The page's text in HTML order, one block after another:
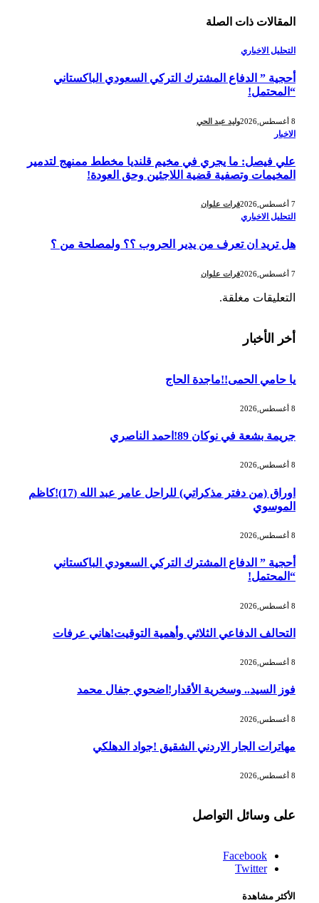
المقالاتذات الصلة
التحليل الاخباري
أحجية ” الدفاع المشترك التركي السعودي الباكستاني
“المحتمل!
وليد عبد الحي
الاخبار
علي فيصل: ما يجري في مخيم قلنديا مخطط ممنهج لتدمير
المخيمات وتصفية قضية اللاجئين وحق العودة!
فرات علوان
التحليل الاخباري
هل تريد ان تعرف من يدير الحروب ؟؟ ولمصلحة من ؟
فرات علوان
التعليقات مغلقة.
أخر الأخبار
يا حامي الحمى!!ماجدة الحاج
جريمة بشعة في نوكان 89!احمد الناصري
اوراق (من دفتر مذكراتي) للراحل عامر عبد الله (17)!كاظم
الموسوي
أحجية ” الدفاع المشترك التركي السعودي الباكستاني
“المحتمل!
التحالف الدفاعي الثلاثي وأهمية التوقيت!هاني عرفات
فوز السيد.. وسخرية الأقدار!اضحوي جفال محمد
مهاترات الجار الاردني الشقيق !جواد الدهلكي
على وسائل التواصل
Facebook
Twitter
الأكثر مشاهدة